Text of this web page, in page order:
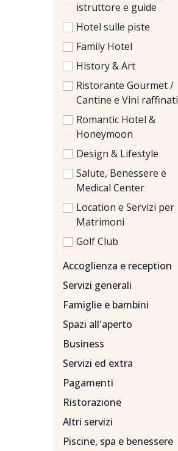
istruttore e guide
Hotel sulle piste
Family Hotel
History & Art
Ristorante Gourmet /
Cantine e Vini raffinati
Romantic Hotel &
Honeymoon
Design & Lifestyle
Salute, Benessere e
Medical Center
Location e Servizi per
Matrimoni
Golf Club
Accoglienza e reception
Servizi generali
Famiglie e bambini
Spazi all'aperto
Business
Servizi ed extra
Pagamenti
Ristorazione
Altri servizi
Piscine, spa e benessere